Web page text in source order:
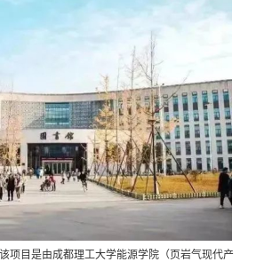
项目是由成都理工大学能源学院（页岩气现代产